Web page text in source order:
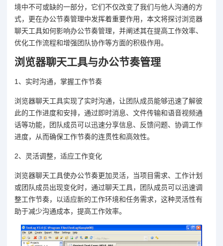
境中不可或缺的一部分，它们不仅改变了我们与他人沟通的方
式，更在办公节奏管理中发挥着重要作用，本文将探讨浏览器
聊天工具如何影响办公节奏管理，并阐述其在提高工作效率、
优化工作流程和增强团队协作等方面的积极作用。
浏览器聊天工具与办公节奏管理
1、实时沟通，掌握工作节奏
浏览器聊天工具实现了实时沟通，让团队成员能够迅速了解彼
此的工作进度和安排，通过即时消息、文件传输和语音视频通
话等功能，团队成员可以迅速分享信息、反馈问题、协调工作
进度，从而确保工作节奏的连贯性和高效性。
2、灵活调整，适应工作变化
浏览器聊天工具使办公节奏更加灵活，当项目需求、工作计划
或团队成员出现变化时，通过聊天工具，团队成员可以迅速调
整工作节奏，以适应新的工作环境和任务需求，这种灵活性有
助于减少沟通成本，提高工作效率。